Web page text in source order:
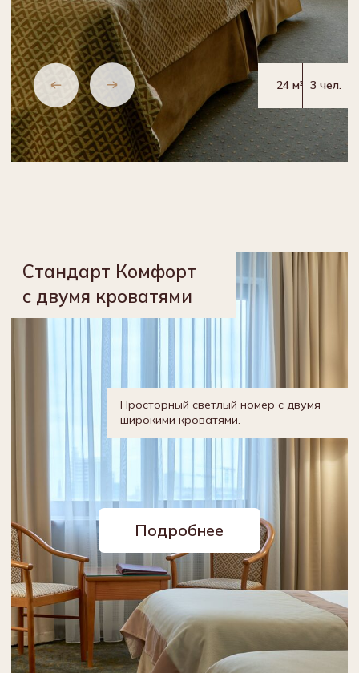
Сюит
Номер с большими эффектными
окнами, открывающими чудесный вид
на улицу Петербургскую.
Двухуровневый
номер Люкс (ВИП)
Единственный в Казани двухуровневый
Люкс после реновации.